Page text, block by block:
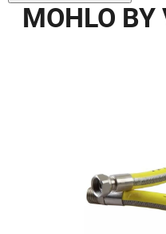
MOHLO